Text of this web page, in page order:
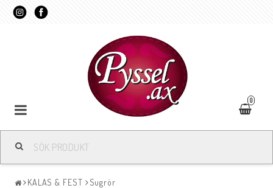
0
KALAS & FEST Sugrör